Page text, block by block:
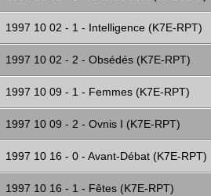
1997 10 02 - 1 - Intelligence (K7E-RPT)
1997 10 02 - 2 - Obsédés (K7E-RPT)
1997 10 09 - 1 - Femmes (K7E-RPT)
1997 10 09 - 2 - Ovnis I (K7E-RPT)
1997 10 16 - 0 - Avant-Débat (K7E-RPT)
1997 10 16 - 1 - Fêtes (K7E-RPT)